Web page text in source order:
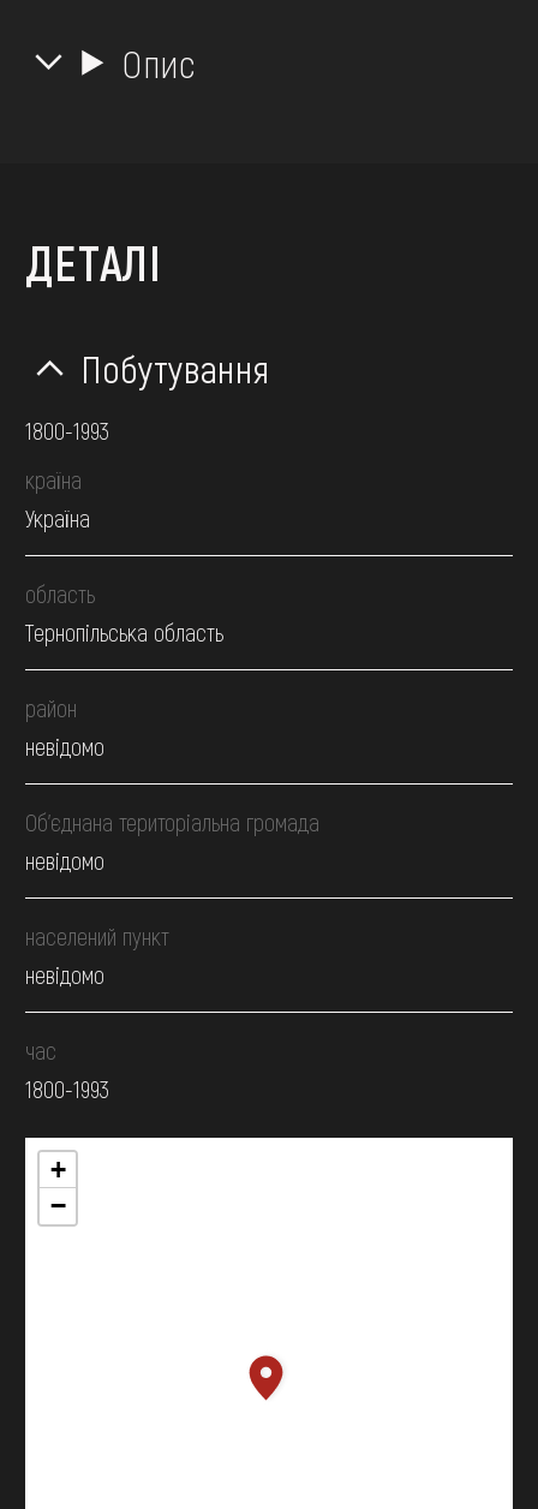
Опис
ДЕТАЛІ
Побутування
1800-1993
країна
Україна
область
Тернопільська область
район
невідомо
Об’єднана територіальна громада
невідомо
населений пункт
невідомо
час
1800-1993
+
−